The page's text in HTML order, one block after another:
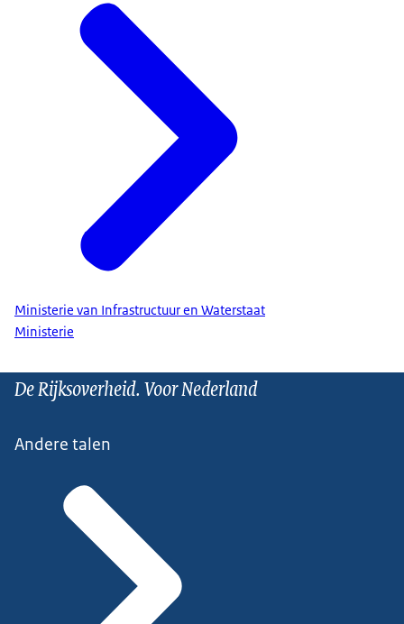
Ministerie van Infrastructuur en Waterstaat
Ministerie
De Rijksoverheid. Voor Nederland
Andere talen